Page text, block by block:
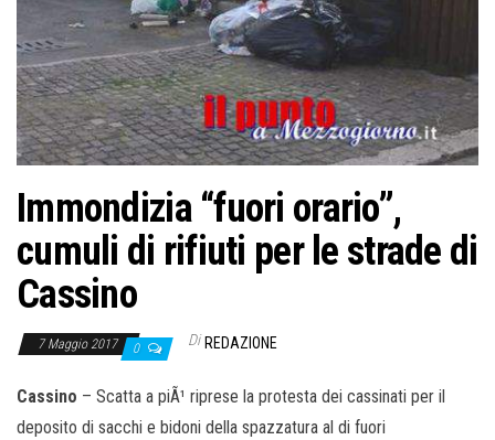
Immondizia “fuori orario”,
cumuli di rifiuti per le strade di
Cassino
7 Maggio 2017 0 Di REDAZIONE
Cassino – Scatta a piÃ¹ riprese la protesta dei cassinati per il
deposito di sacchi e bidoni della spazzatura al di fuori